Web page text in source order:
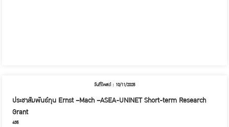
วันที่โพสต์ : 10/11/2025
ประชาสัมพันธ์ทุน Ernst –Mach –ASEA-UNINET Short-term Research
Grant
435